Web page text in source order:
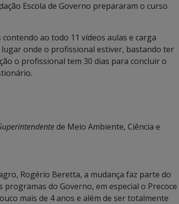
Escola de Governo prepararam o curso
ao todo 11 vídeos aulas e carga
onde o profissional estiver, bastando ter
o profissional tem 30 dias para concluir o
de Meio Ambiente, Ciência e
Rogério Beretta, a mudança faz parte do
do Governo, em especial o Precoce
mais de 4 anos e além de ser totalmente